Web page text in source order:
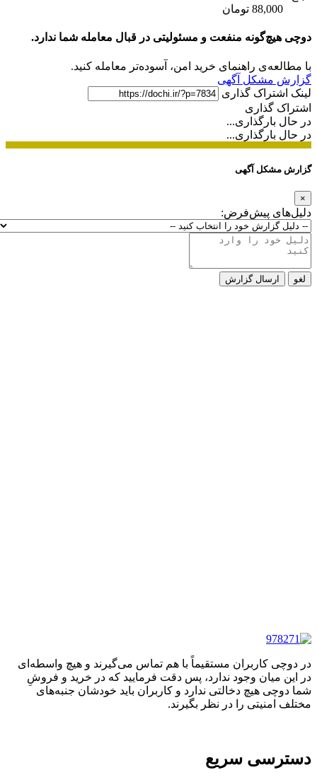
88,000 تومان
دوچی هیچ‌گونه منفعت و مسئولیتی در قبال معامله شما ندارد.
با مطالعه‌ی راهنمای خرید امن، آسوده‌تر معامله کنید.
گزارش مشکل آگهی
لینک اشتراک گذاری
اشتراک گذاری
در حال بارگذاری...
در حال بارگذاری...
گزارش مشکل آگهی
×
دلیل‌های پیش‌فرض:
لغو ارسال گزارش
در دوچی کاربران مستقیماً با هم تماس می‌گیرند و هیچ واسطه‌ای
در این میان وجود ندارد، پس دقت فرمایید که در خرید و فروشِ
شما دوچی هیچ دخالتی ندارد و کاربران باید خودشان جنبه‌های
مختلف امنیتی را در نظر بگیرند.
دسترسی سریع